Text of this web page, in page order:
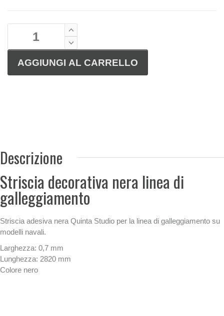
Descrizione
Striscia decorativa nera linea di
galleggiamento
Striscia adesiva nera Quinta Studio per la linea di galleggiamento su
modelli navali.
Larghezza: 0,7 mm
Lunghezza: 2820 mm
Colore nero